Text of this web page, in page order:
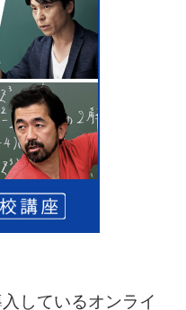
しているオンライ